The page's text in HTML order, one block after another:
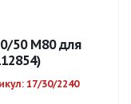
50 M80 для
17/30/2240